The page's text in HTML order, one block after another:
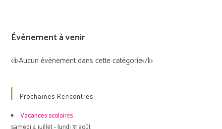
Évènement à venir
<li>Aucun évènement dans cette catégorie</li>
Prochaines Rencontres
Vacances scolaires